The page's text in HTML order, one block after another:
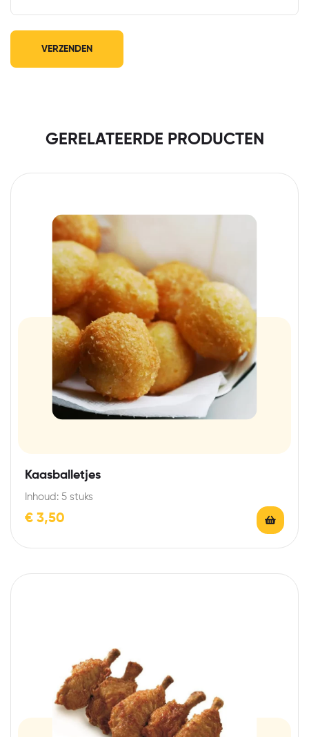
GERELATEERDE PRODUCTEN
Kaasballetjes
Inhoud: 5 stuks
€ 3,50